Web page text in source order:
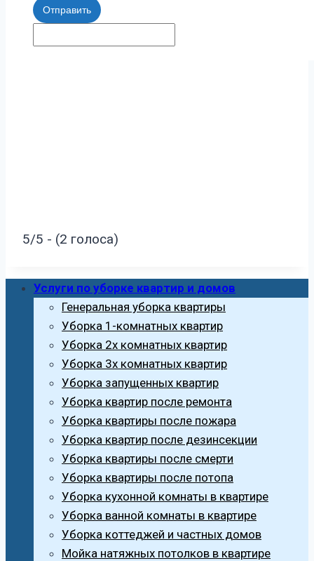
Отправить
5/5 - (2 голоса)
Услуги по уборке квартир и домов
Генеральная уборка квартиры
Уборка 1-комнатных квартир
Уборка 2х комнатных квартир
Уборка 3х комнатных квартир
Уборка запущенных квартир
Уборка квартир после ремонта
Уборка квартиры после пожара
Уборка квартир после дезинсекции
Уборка квартиры после смерти
Уборка квартиры после потопа
Уборка кухонной комнаты в квартире
Уборка ванной комнаты в квартире
Уборка коттеджей и частных домов
Мойка натяжных потолков в квартире